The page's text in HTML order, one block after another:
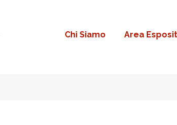
Navigazione
Chi Siamo Area